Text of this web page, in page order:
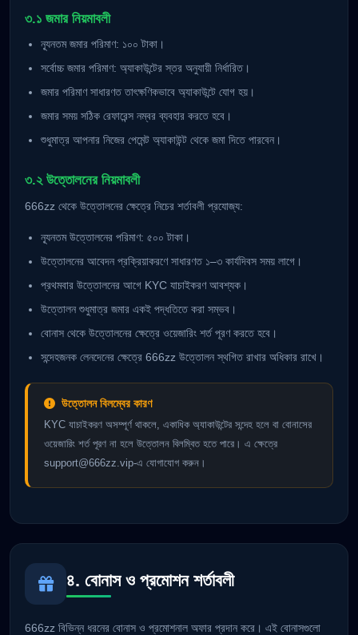
৩.১ জমার নিয়মাবলী
ন্যূনতম জমার পরিমাণ: ১০০ টাকা।
সর্বোচ্চ জমার পরিমাণ: অ্যাকাউন্টের স্তর অনুযায়ী নির্ধারিত।
জমার পরিমাণ সাধারণত তাৎক্ষণিকভাবে অ্যাকাউন্টে যোগ হয়।
জমার সময় সঠিক রেফারেন্স নম্বর ব্যবহার করতে হবে।
শুধুমাত্র আপনার নিজের পেমেন্ট অ্যাকাউন্ট থেকে জমা দিতে পারবেন।
৩.২ উত্তোলনের নিয়মাবলী
666zz থেকে উত্তোলনের ক্ষেত্রে নিচের শর্তাবলী প্রযোজ্য:
ন্যূনতম উত্তোলনের পরিমাণ: ৫০০ টাকা।
উত্তোলনের আবেদন প্রক্রিয়াকরণে সাধারণত ১–৩ কার্যদিবস সময় লাগে।
প্রথমবার উত্তোলনের আগে KYC যাচাইকরণ আবশ্যক।
উত্তোলন শুধুমাত্র জমার একই পদ্ধতিতে করা সম্ভব।
বোনাস থেকে উত্তোলনের ক্ষেত্রে ওয়েজারিং শর্ত পূরণ করতে হবে।
সন্দেহজনক লেনদেনের ক্ষেত্রে 666zz উত্তোলন স্থগিত রাখার অধিকার রাখে।
উত্তোলন বিলম্বের কারণ
KYC যাচাইকরণ অসম্পূর্ণ থাকলে, একাধিক অ্যাকাউন্টের সন্দেহ হলে বা বোনাসের
ওয়েজারিং শর্ত পূরণ না হলে উত্তোলন বিলম্বিত হতে পারে। এ ক্ষেত্রে
support@666zz.vip-এ যোগাযোগ করুন।
৪. বোনাস ও প্রমোশন শর্তাবলী
666zz বিভিন্ন ধরনের বোনাস ও প্রমোশনাল অফার প্রদান করে। এই বোনাসগুলো